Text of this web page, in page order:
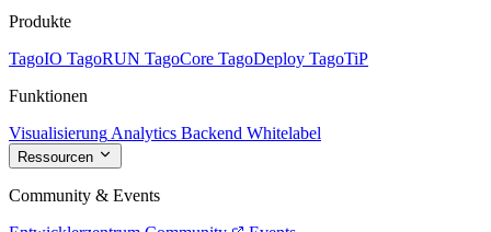
Produkte
TagoIO TagoRUN TagoCore TagoDeploy TagoTiP
Funktionen
Visualisierung Analytics Backend Whitelabel
Ressourcen
Community & Events